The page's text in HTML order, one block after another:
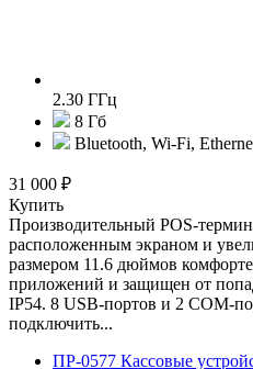
2.30 ГГц
8 Гб
Bluetooth, Wi-Fi,
31 000 ₽
Купить
Производительный POS-
расположенным экраном и
размером 11.6 дюймов
приложений и защищен от
IP54. 8 USB-портов и 2 COM-
подключить...
ПР-0577 Кассовые